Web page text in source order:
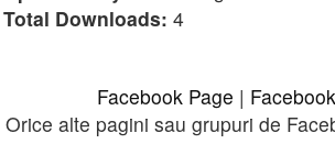
Total Downloads: 4
Facebook Page |
Orice alte pagini sau grupuri de